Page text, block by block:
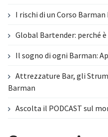
I rischi di un Corso
Global Bartender: perché
Il sogno di ogni Barman:
Attrezzature Bar, gli
Barman
Ascolta il PODCAST sul